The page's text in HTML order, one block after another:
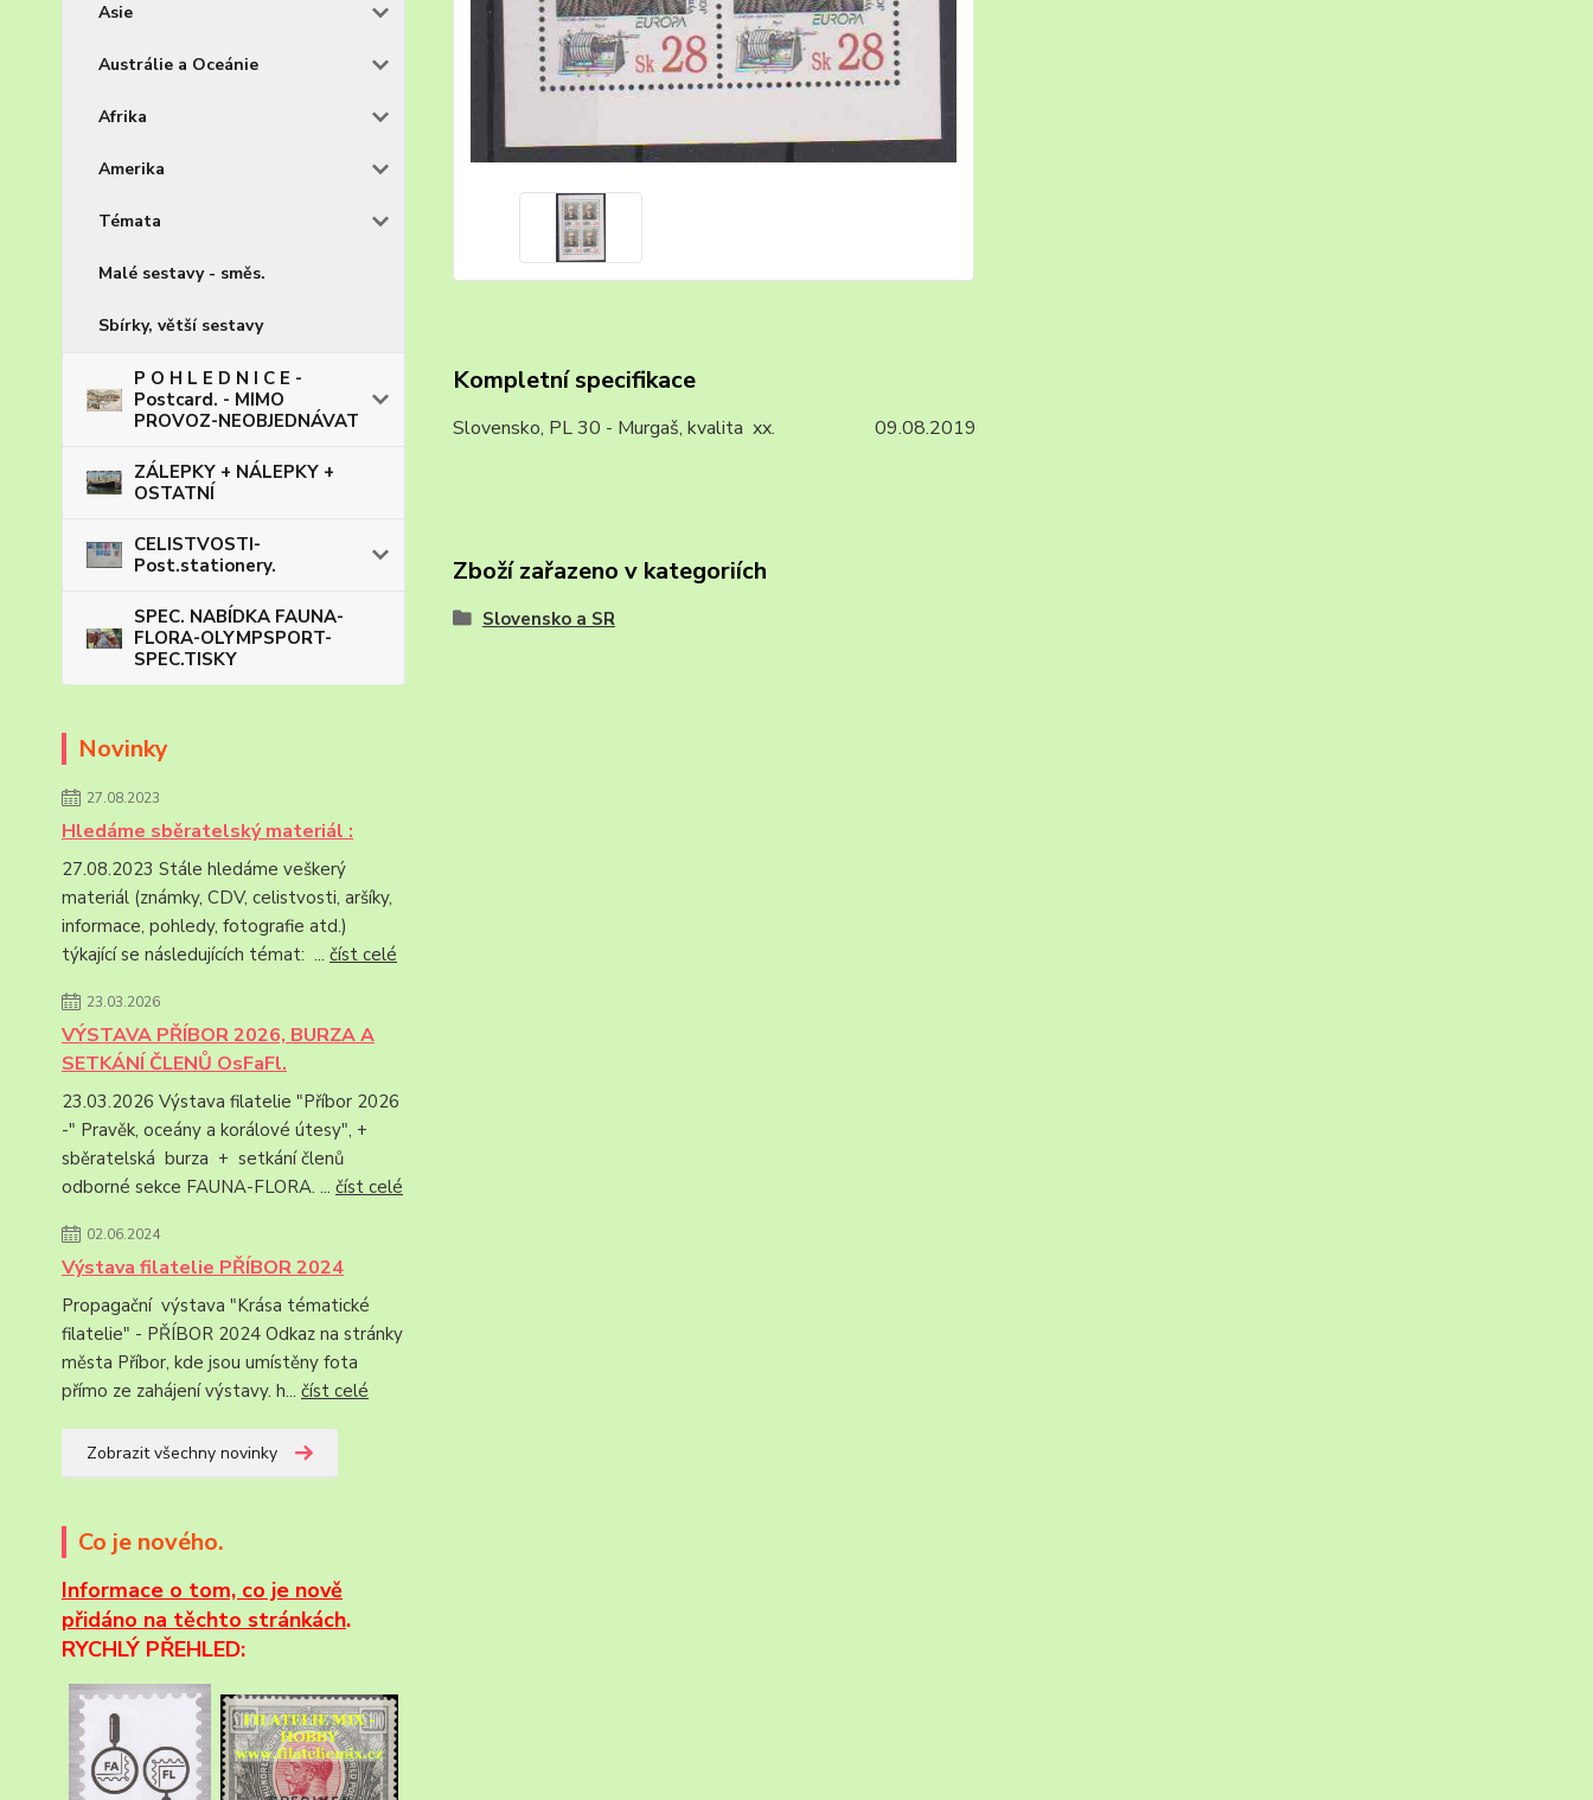
Asie
Austrálie a Oceánie
Afrika
Amerika
Témata
Malé sestavy - směs.
Sbírky, větší sestavy
P O H L E D N I C E -
Postcard. - MIMO
PROVOZ-NEOBJEDNÁVAT
ZÁLEPKY + NÁLEPKY +
OSTATNÍ
CELISTVOSTI-
Post.stationery.
SPEC. NABÍDKA FAUNA-
FLORA-OLYMPSPORT-
SPEC.TISKY
Novinky
27.08.2023
Hledáme sběratelský materiál :
27.08.2023 Stále hledáme veškerý
materiál (známky, CDV, celistvosti, aršíky,
informace, pohledy, fotografie atd.)
týkající se následujících témat: ... číst celé
23.03.2026
VÝSTAVA PŘÍBOR 2026, BURZA A
SETKÁNÍ ČLENŮ OsFaFl.
23.03.2026 Výstava filatelie "Příbor 2026
-" Pravěk, oceány a korálové útesy", +
sběratelská burza + setkání členů
odborné sekce FAUNA-FLORA. ... číst celé
02.06.2024
Výstava filatelie PŘÍBOR 2024
Propagační výstava "Krása tématické
filatelie" - PŘÍBOR 2024 Odkaz na stránky
města Příbor, kde jsou umístěny fota
přímo ze zahájení výstavy. h... číst celé
Zobrazit všechny novinky
Co je nového.
Informace o tom, co je nově
přidáno na těchto stránkách.
RYCHLÝ PŘEHLED:
Kompletní specifikace
Slovensko, PL 30 - Murgaš, kvalita xx. 09.08.2019
Zboží zařazeno v kategoriích
Slovensko a SR